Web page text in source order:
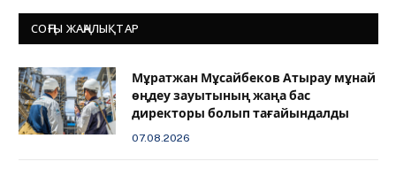
СОҢҒЫ ЖАҢАЛЫҚТАР
Мұратжан Мұсайбеков Атырау мұнай
өңдеу зауытының жаңа бас
директоры болып тағайындалды
07.08.2026